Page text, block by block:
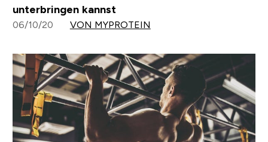
unterbringen kannst
06/10/20 VON MYPROTEIN